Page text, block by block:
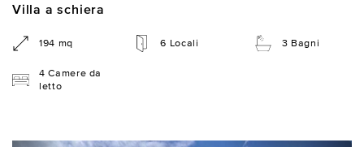
Villa a schiera
194 mq 6 Locali 3 Bagni
4 Camere da
letto